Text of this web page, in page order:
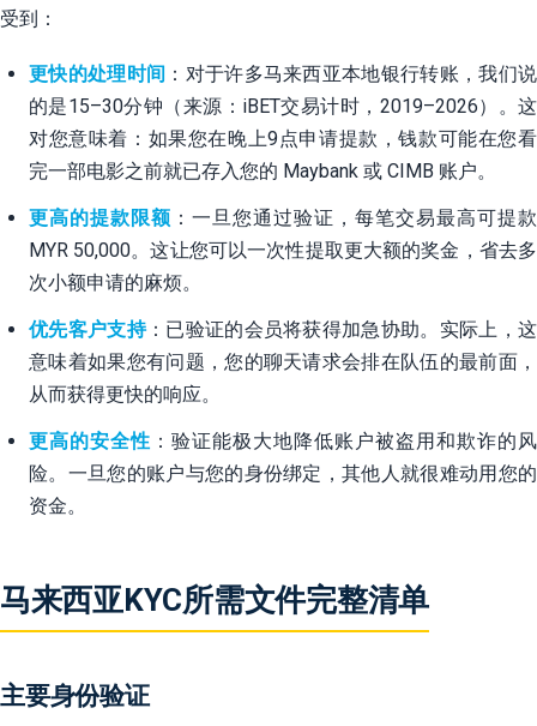
受到：
更快的处理时间 ：对于许多马来西亚本地银行转账，我们说
的是15–30分钟（来源：iBET交易计时，2019–2026）。这
对您意味着：如果您在晚上9点申请提款，钱款可能在您看
完一部电影之前就已存入您的 Maybank 或 CIMB 账户。
更高的提款限额 ：一旦您通过验证，每笔交易最高可提款
MYR 50,000。这让您可以一次性提取更大额的奖金，省去多
次小额申请的麻烦。
优先客户支持：已验证的会员将获得加急协助。实际上，这
意味着如果您有问题，您的聊天请求会排在队伍的最前面，
从而获得更快的响应。
更高的安全性 ：验证能极大地降低账户被盗用和欺诈的风
险。一旦您的账户与您的身份绑定，其他人就很难动用您的
资金。
马来西亚KYC所需文件完整清单
主要身份验证